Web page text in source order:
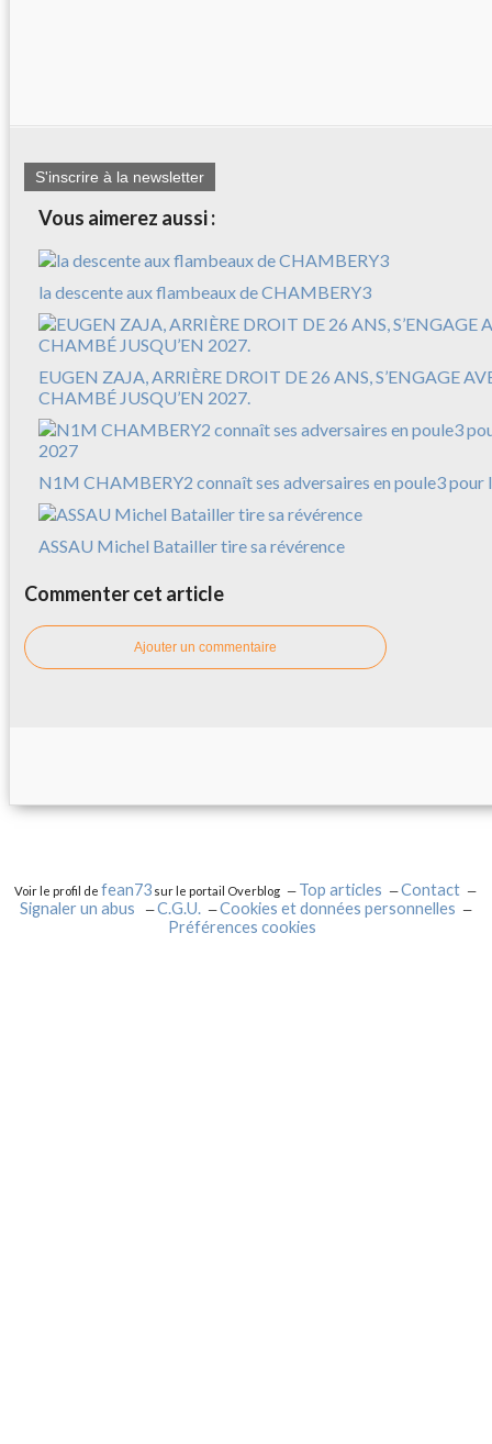
S'inscrire à la newsletter
Vous aimerez aussi :
la descente aux flambeaux de CHAMBERY3
EUGEN ZAJA, ARRIÈRE DROIT DE 26 ANS, S’ENGAGE
CHAMBÉ JUSQU’EN 2027.
N1M CHAMBERY2 connaît ses adversaires en poule3 pour
ASSAU Michel Batailler tire sa révérence
Commenter cet article
Ajouter un commentaire
Voir le profil defean73 sur le portail Overblog Top articles
Contact
Signaler un abus
C.G.U.
Cookies et données personnelles
Préférences cookies